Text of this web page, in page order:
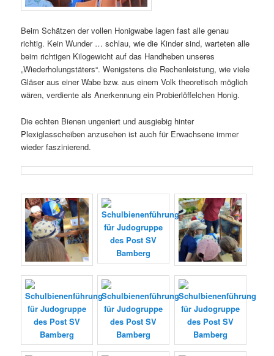
Beim Schätzen der vollen Honigwabe lagen fast alle genau
richtig. Kein Wunder … schlau, wie die Kinder sind, warteten alle
beim richtigen Kilogewicht auf das Handheben unseres
„Wiederholungstäters“. Wenigstens die Rechenleistung, wie viele
Gläser aus einer Wabe bzw. aus einem Volk theoretisch möglich
wären, verdiente als Anerkennung ein Probierlöffelchen Honig.
Die echten Bienen ungeniert und ausgiebig hinter
Plexiglasscheiben anzusehen ist auch für Erwachsene immer
wieder faszinierend.